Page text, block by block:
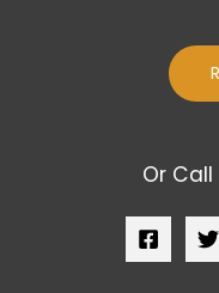
Or Call